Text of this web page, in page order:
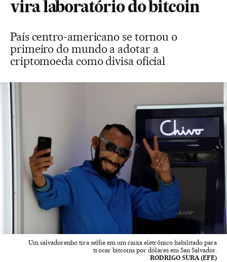
vira laboratório do bitcoin
País centro-americano se tornou o
primeiro do mundo a adotar a
criptomoeda como divisa oficial
Um salvadorenho tira selfie em um caixa eletrônico habilitado para
trocar bitcoins por dólares em San Salvador.
RODRIGO SURA (EFE)